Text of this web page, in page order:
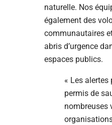
naturelle. Nos
également des
communautaires
abris d’urgence
espaces publics.
« Les alertes
permis de
nombreuses